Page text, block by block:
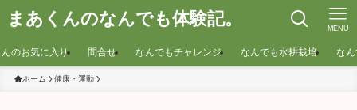
まあくんのなんでも体験記。 MENU
のお気に入り 問合せ なんでもチャレンジ なんでも水耕栽培 な
ホーム 健康・運動